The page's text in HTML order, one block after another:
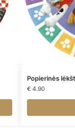
Popierinės
€ 4.90